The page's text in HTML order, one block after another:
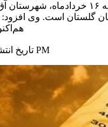
گلستان است. وی
هم‌اکنون به
تاریخ 6/6/2022 3:21:47 PM